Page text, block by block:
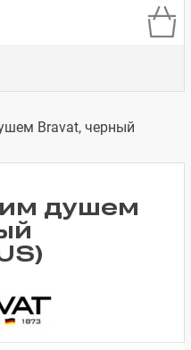
Комоды в
Bravat, черный
душем